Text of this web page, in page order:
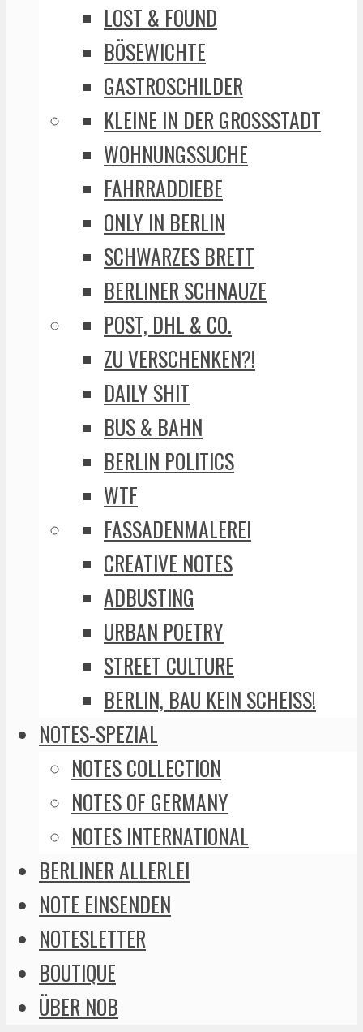
LOST & FOUND
BÖSEWICHTE
GASTROSCHILDER
KLEINE IN DER GROSSSTADT
WOHNUNGSSUCHE
FAHRRADDIEBE
ONLY IN BERLIN
SCHWARZES BRETT
BERLINER SCHNAUZE
POST, DHL & CO.
ZU VERSCHENKEN?!
DAILY SHIT
BUS & BAHN
BERLIN POLITICS
WTF
FASSADENMALEREI
CREATIVE NOTES
ADBUSTING
URBAN POETRY
STREET CULTURE
BERLIN, BAU KEIN SCHEISS!
NOTES-SPEZIAL
NOTES COLLECTION
NOTES OF GERMANY
NOTES INTERNATIONAL
BERLINER ALLERLEI
NOTE EINSENDEN
NOTESLETTER
BOUTIQUE
ÜBER NOB